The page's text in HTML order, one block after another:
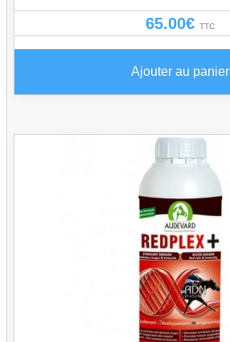
65.00€ TTC
Ajouter au panier